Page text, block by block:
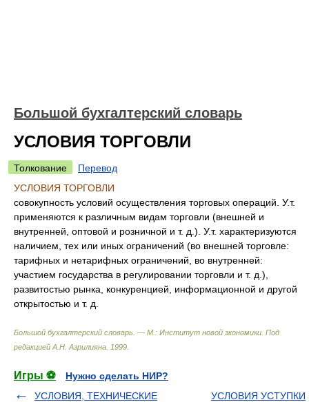
Большой бухгалтерский словарь
УСЛОВИЯ ТОРГОВЛИ
Толкование
Перевод
УСЛОВИЯ ТОРГОВЛИ
совокупность условий осуществления торговых операций. У.т.
применяются к различным видам торговли (внешней и
внутренней, оптовой и розничной и т. д.). У.т. характеризуются
наличием, тех или иных ограничений (во внешней торговле:
тарифных и нетарифных ограничений, во внутренней:
участием государства в регулировании торговли и т. д.),
развитостью рынка, конкуренцией, информационной и другой
открытостью и т. д.
Большой бухгалтерский словарь. — М.: Институт новой экономики Под
редакцией А.Н. Азрилияна 1999
Игры ⚽
Нужно сделать НИР?
УСЛОВИЯ, ТЕХНИЧЕСКИЕ
УСЛОВИЯ УСТУПКИ